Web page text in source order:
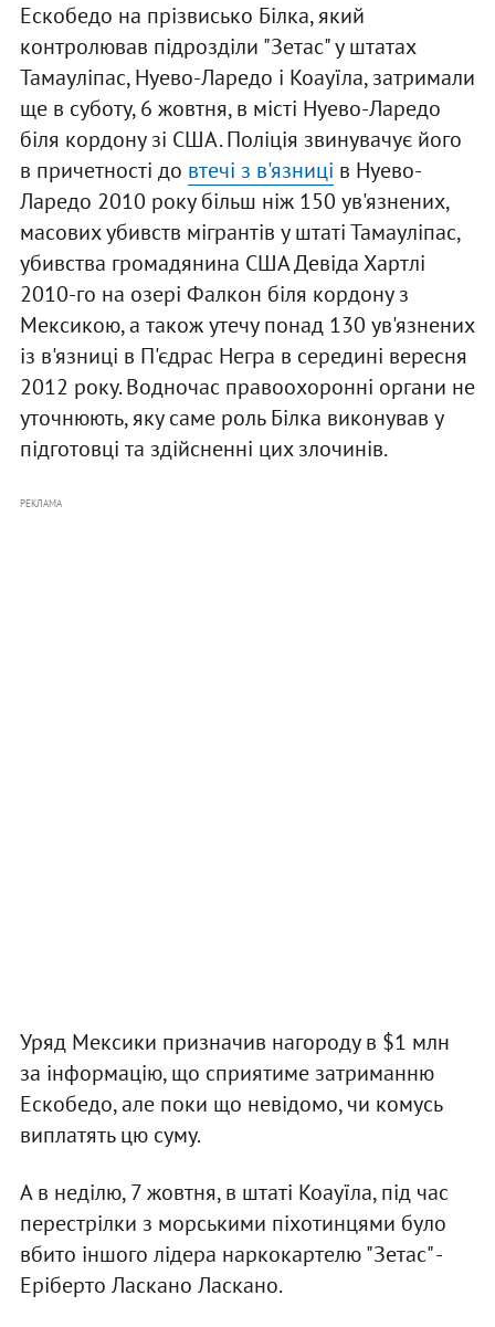
Ескобедо на прізвисько Білка, який
контролював підрозділи "Зетас" у штатах
Тамауліпас, Нуево-Ларедо і Коауїла, затримали
ще в суботу, 6 жовтня, в місті Нуево-Ларедо
біля кордону зі США. Поліція звинувачує його
в причетності до втечі з в'язниці в Нуево-
Ларедо 2010 року більш ніж 150 ув'язнених,
масових убивств мігрантів у штаті Тамауліпас,
убивства громадянина США Девіда Хартлі
2010-го на озері Фалкон біля кордону з
Мексикою, а також утечу понад 130 ув'язнених
із в'язниці в П'єдрас Негра в середині вересня
2012 року. Водночас правоохоронні органи не
уточнюють, яку саме роль Білка виконував у
підготовці та здійсненні цих злочинів.
РЕКЛАМА
Уряд Мексики призначив нагороду в $1 млн
за інформацію, що сприятиме затриманню
Ескобедо, але поки що невідомо, чи комусь
виплатять цю суму.
А в неділю, 7 жовтня, в штаті Коауїла, під час
перестрілки з морськими піхотинцями було
вбито іншого лідера наркокартелю "Зетас" -
Еріберто Ласкано Ласкано.